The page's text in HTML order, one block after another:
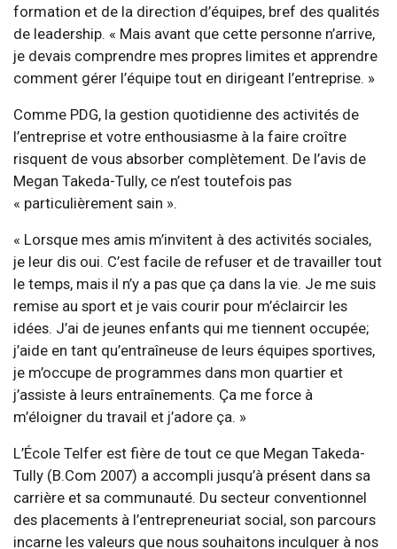
formation et de la direction d’équipes, bref des qualités
de leadership. « Mais avant que cette personne n’arrive,
je devais comprendre mes propres limites et apprendre
comment gérer l’équipe tout en dirigeant l’entreprise. »
Comme PDG, la gestion quotidienne des activités de
l’entreprise et votre enthousiasme à la faire croître
risquent de vous absorber complètement. De l’avis de
Megan Takeda-Tully, ce n’est toutefois pas
« particulièrement sain ».
« Lorsque mes amis m’invitent à des activités sociales,
je leur dis oui. C’est facile de refuser et de travailler tout
le temps, mais il n’y a pas que ça dans la vie. Je me suis
remise au sport et je vais courir pour m’éclaircir les
idées. J’ai de jeunes enfants qui me tiennent occupée;
j’aide en tant qu’entraîneuse de leurs équipes sportives,
je m’occupe de programmes dans mon quartier et
j’assiste à leurs entraînements. Ça me force à
m’éloigner du travail et j’adore ça. »
L’École Telfer est fière de tout ce que Megan Takeda-
Tully (B.Com 2007) a accompli jusqu’à présent dans sa
carrière et sa communauté. Du secteur conventionnel
des placements à l’entrepreneuriat social, son parcours
incarne les valeurs que nous souhaitons inculquer à nos